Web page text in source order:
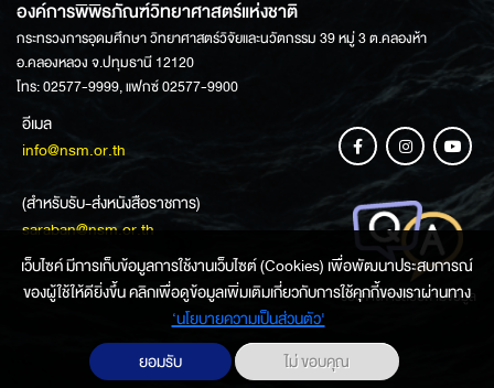
องค์การพิพิธภัณฑ์วิทยาศาสตร์แห่งชาติ
กระทรวงการอุดมศึกษา วิทยาศาสตร์วิจัยและนวัตกรรม 39 หมู่ 3 ต.คลองห้า
อ.คลองหลวง จ.ปทุมธานี 12120
โทร: 02577-9999, แฟกซ์ 02577-9900
อีเมล
info@nsm.or.th
(สำหรับรับ-ส่งหนังสือราชการ)
saraban@nsm.or.th
ช่องทางการสอบถามข้อมูล
เว็บไซค์ มีการเก็บข้อมูลการใช้งานเว็บไซต์ (Cookies) เพื่อพัฒนาประสบการณ์
ของผู้ใช้ให้ดียิ่งขึ้น คลิกเพื่อดูข้อมูลเพิ่มเติมเกี่ยวกับการใช้คุกกี้ของเราผ่านทาง
‘นโยบายความเป็นส่วนตัว'
ยอมรับ
ไม่ ขอบคุณ